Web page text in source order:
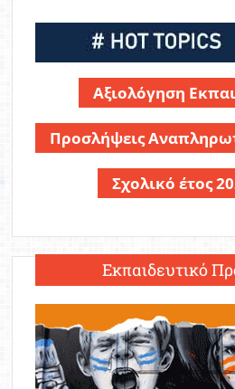
Αξιολόγηση
Προσλήψεις
Σχολικό έτος
Εκπαιδευτικό